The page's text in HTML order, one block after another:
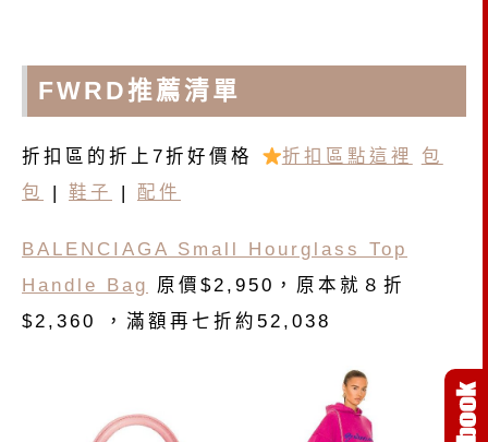
FWRD推薦清單
折扣區的折上7折好價格 折扣區點這裡
包
包
| 鞋子 | 配件
BALENCIAGA Small Hourglass Top
Handle Bag
原價$2,950，原本就８折
$2,360 ，滿額再七折約52,038